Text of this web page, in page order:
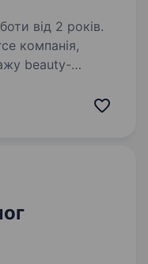
від 2 років.
компанія,
beauty-
асортименту